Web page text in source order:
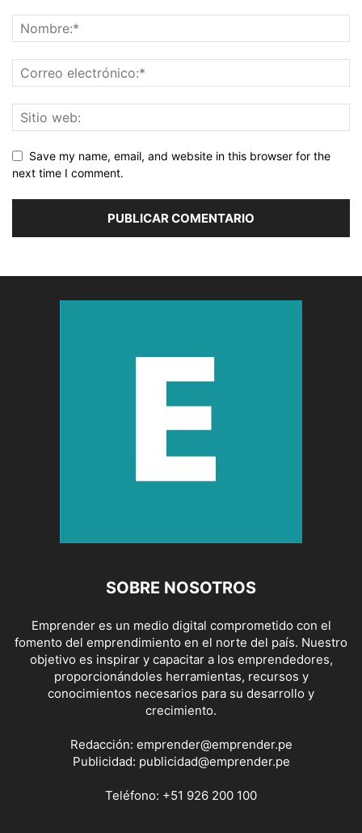
Save my name, email, and website in this browser for the
next time I comment.
SOBRE NOSOTROS
Emprender es un medio digital comprometido con el
fomento del emprendimiento en el norte del país. Nuestro
objetivo es inspirar y capacitar a los emprendedores,
proporcionándoles herramientas, recursos y
conocimientos necesarios para su desarrollo y
crecimiento.
Redacción: emprender@emprender.pe
Publicidad: publicidad@emprender.pe
Teléfono: +51 926 200 100